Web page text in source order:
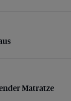
Matratze
Matratze